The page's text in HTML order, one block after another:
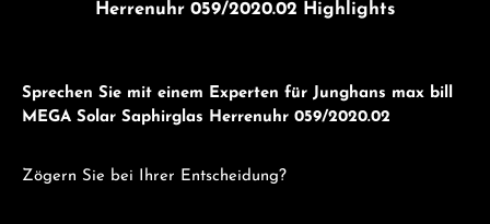
Herrenuhr 059/2020.02 Highlights
Sprechen Sie mit einem Experten für Junghans max bill
MEGA Solar Saphirglas Herrenuhr 059/2020.02
Zögern Sie bei Ihrer Entscheidung?